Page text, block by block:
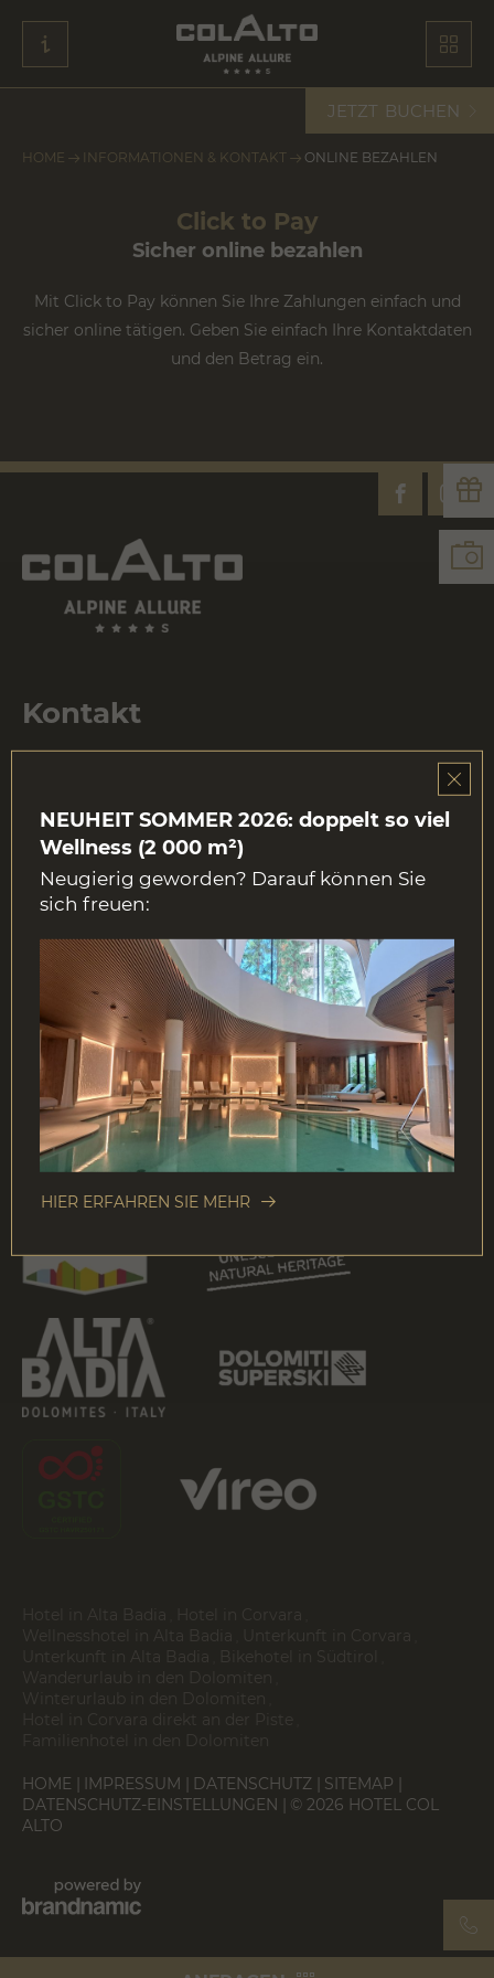
JETZT BUCHEN
HOME INFORMATIONEN & KONTAKT ONLINE BEZAHLEN
Click to Pay
Sicher online bezahlen
Mit Click to Pay können Sie Ihre Zahlungen einfach und
sicher online tätigen. Geben Sie einfach Ihre Kontaktdaten
und den Betrag ein.
Kontakt
Tel.+39 0471 831100
E-Mail:info@colalto.it
MwSt.-Nr.: IT00202560215
Download
NEWSLETTER
HOME IMPRESSUM DATENSCHUTZ
SITEMAP
DATENSCHUTZ-EINSTELLUNGEN
© 2026 HOTEL COL
ALTO
NEUHEIT SOMMER 2026: doppelt so viel
Wellness (2 000 m²)
Neugierig geworden? Darauf können Sie
sich freuen:
HIER ERFAHREN SIE MEHR